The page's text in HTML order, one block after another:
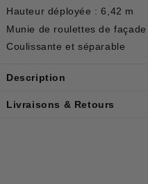
Hauteur déployée : 6,42 m
Munie de roulettes de façade
Coulissante et séparable
Description
Livraisons & Retours